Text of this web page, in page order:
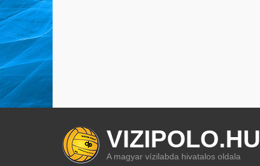
VIZIPOLO.HU
A magyar vízilabda hivatalos oldala